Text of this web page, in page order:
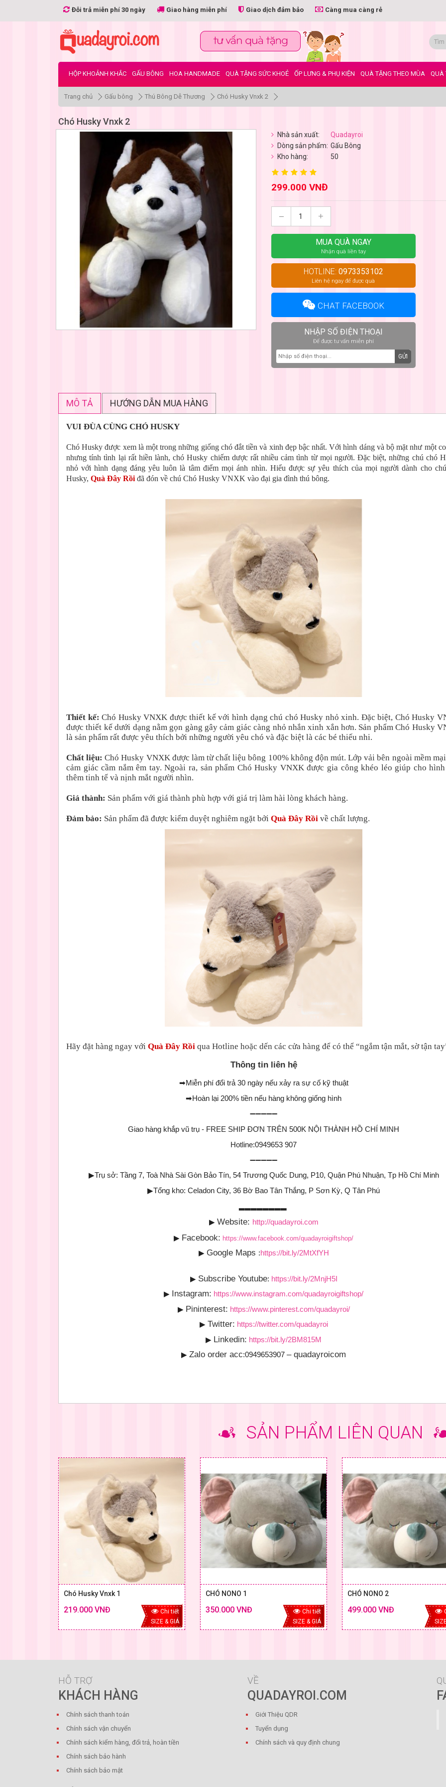
Đỗi trả miễn phí 30 ngày Giao hàng miễn phí Giao dịch đảm bảo Càng mua càng rẻ
HỘP KHOẢNH KHẮC GẤU BÔNG HOA HANDMADE QUÀ TẶNG SỨC KHOẺ ỐP LƯNG & PHỤ KIỆN QUÀ TẶNG THEO MÙA QUÀ
Trang chủ Gấu bông Thú Bông Dễ Thương Chó Husky Vnxk 2
Chó Husky Vnxk 2
Nhà sản xuất:
Quadayroi
Dòng sản phẩm: Gấu Bông
Kho hàng:
50
299.000 VNĐ
MUA QUÀ NGAY
Nhận quà liền tay
HOTLINE: 0973353102
Liên hệ ngay để được quà
CHAT FACEBOOK
NHẬP SỐ ĐIỆN THOẠI
Để được tư vấn miễn phí
GỬI
MÔ TẢ HƯỚNG DẪN MUA HÀNG
VUI ĐÙA CÙNG CHÓ HUSKY
Chó Husky được xem là một trong những giống chó đắt tiền và xinh đẹp bậc nhất. Với hình dáng và bộ mặt như một
nhưng tính tình lại rất hiền lành, chó Husky chiếm dược rất nhiều cảm tình từ mọi người. Đặc biệt, những chú chó
nhỏ với hình dạng đáng yêu luôn là tâm điểm mọi ánh nhìn. Hiểu được sự yêu thích của mọi người dành cho
Husky, Quà Đây Rồi đã đón về chú Chó Husky VNXK vào đại gia đình thú bông.
Thiết kế:Chó Husky VNXK được thiết kế với hình dạng chú chó Husky nhỏ xinh. Đặc biệt, Chó Husky
được thiết kế dưới dạng nằm gọn gàng gây cảm giác càng nhỏ nhắn xinh xắn hơn. Sản phẩm Chó Husky
là sản phẩm rất được yêu thích bởi những người yêu chó và đặc biệt là các bé thiếu nhi.
Chất liệu:Chó Husky VNXK được làm từ chất liệu bông 100% không độn mút. Lớp vải bên ngoài mềm
cảm giác cầm nắm êm tay. Ngoài ra, sản phẩm Chó Husky VNXK được gia công khéo léo giúp cho
thêm tinh tế và nịnh mắt người nhìn.
Giá thành: Sản phẩm với giá thành phù hợp với giá trị làm hài lòng khách hàng.
Đảm bảo: Sản phẩm đã được kiểm duyệt nghiêm ngặt bởi Quà Đây Rồi về chất lượng.
Hãy đặt hàng ngay với Quà Đây Rồi qua Hotline hoặc dến các cửa hàng để có thể “ngắm tận mắt, sờ tận
Thông tin liên hệ
➡Miễn phí đổi trả 30 ngày nếu xảy ra sự cố kỹ thuật
➡Hoàn lại 200% tiền nếu hàng không giống hình
➖➖➖➖➖
Giao hàng khắp vũ trụ - FREE SHIP ĐƠN TRÊN 500K NỘI THÀNH HỒ CHÍ MINH
Hotline:0949653 907
➖➖➖➖➖
▶Trụ sở: Tầng 7, Toà Nhà Sài Gòn Bảo Tín, 54 Trương Quốc Dung, P10, Quận Phú Nhuận, Tp Hồ Chí Minh
▶Tổng kho: Celadon City, 36 Bờ Bao Tân Thắng, P Sơn Kỳ, Q Tân Phú
▶ Website: http://quadayroi.com
▶ Facebook: https://www.facebook.com/quadayroigiftshop/
▶ Google Maps :https://bit.ly/2MtXfYH
▶ Subscribe Youtube: https://bit.ly/2MnjH5I
▶ Instagram: https://www.instagram.com/quadayroigiftshop/
▶ Pininterest: https://www.pinterest.com/quadayroi/
▶ Twitter: https://twitter.com/quadayroi
▶ Linkedin: https://bit.ly/2BM815M
▶ Zalo order acc:0949653907 – quadayroicom
SẢN PHẨM LIÊN QUAN
Chó Husky Vnxk 1
219.000 VNĐ
Chi tiết
SIZE & GIÁ
CHÓ NONO 1
350.000 VNĐ
Chi tiết
SIZE & GIÁ
CHÓ NONO 2
499.000 VNĐ
HỖ TRỢ
KHÁCH HÀNG
Chính sách thanh toán
Chính sách vận chuyển
Chính sách kiểm hàng, đổi trả, hoàn tiền
Chính sách bảo hành
Chính sách bảo mật
VỀ
QUADAYROI.COM
Giới Thiệu QDR
Tuyển dụng
Chính sách và quy định chung